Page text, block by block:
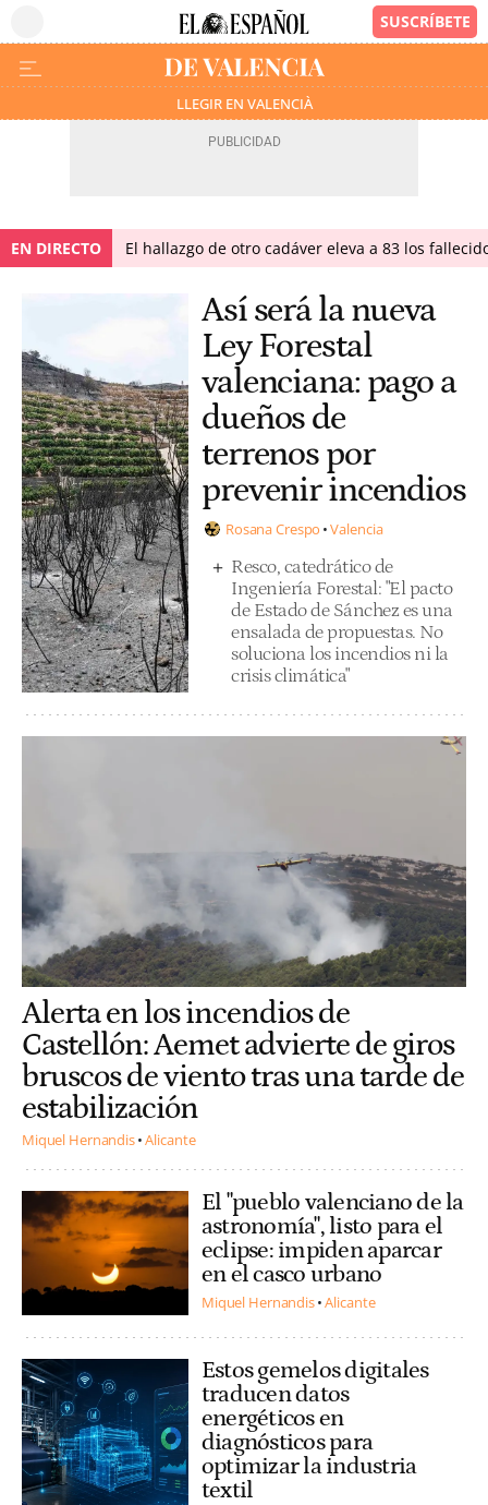
LLEGIR EN VALENCIÀ
EN DIRECTO El hallazgo de otro cadáver eleva a 83 los
Así será la nueva
Ley Forestal
valenciana: pago a
dueños de
terrenos por
prevenir incendios
Rosana Crespo Valencia
Resco, catedrático de
Ingeniería Forestal: "El pacto
de Estado de Sánchez es una
ensalada de propuestas. No
soluciona los incendios ni la
crisis climática"
Alerta en los incendios de
Castellón: Aemet advierte de giros
bruscos de viento tras una tarde de
estabilización
Miquel Hernandis Alicante
El "pueblo valenciano de la
astronomía", listo para el
eclipse: impiden aparcar
en el casco urbano
Miquel Hernandis Alicante
Estos gemelos digitales
traducen datos
energéticos en
diagnósticos para
optimizar la industria
textil